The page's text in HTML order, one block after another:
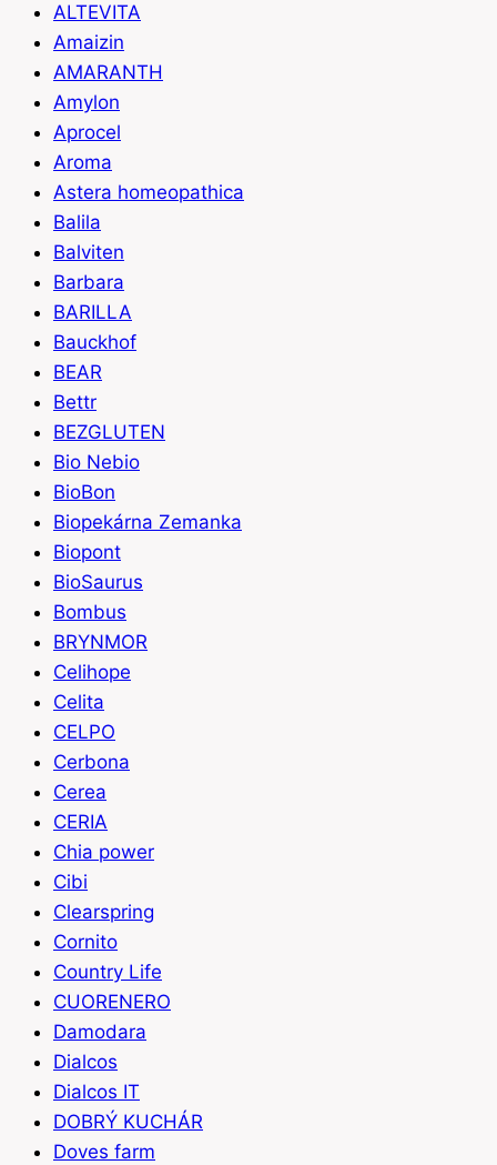
ALTEVITA
Amaizin
AMARANTH
Amylon
Aprocel
Aroma
Astera homeopathica
Balila
Balviten
Barbara
BARILLA
Bauckhof
BEAR
Bettr
BEZGLUTEN
Bio Nebio
BioBon
Biopekárna Zemanka
Biopont
BioSaurus
Bombus
BRYNMOR
Celihope
Celita
CELPO
Cerbona
Cerea
CERIA
Chia power
Cibi
Clearspring
Cornito
Country Life
CUORENERO
Damodara
Dialcos
Dialcos IT
DOBRÝ KUCHÁR
Doves farm